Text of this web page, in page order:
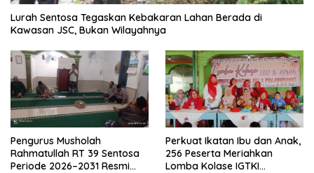
Lurah Sentosa Tegaskan Kebakaran Lahan Berada di
Kawasan JSC, Bukan Wilayahnya
Pengurus Musholah
Rahmatullah RT 39 Sentosa
Periode 2026–2031 Resmi
Perkuat Ikatan Ibu dan Anak,
256 Peserta Meriahkan
Lomba Kolase IGTKI